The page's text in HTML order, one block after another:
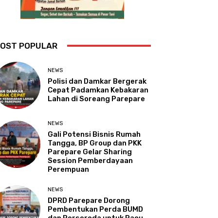
POPULAR
NEWS
Polisi dan Damkar Bergerak
Cepat Padamkan Kebakaran
Lahan di Soreang Parepare
NEWS
Gali Potensi Bisnis Rumah
Tangga, BP Group dan PKK
Parepare Gelar Sharing
Session Pemberdayaan
Perempuan
NEWS
DPRD Parepare Dorong
Pembentukan Perda BUMD